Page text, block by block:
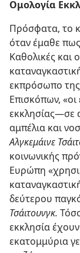
Ομολογία
Πρόσφατα, το
όταν έμαθε
Καθολικές και
εκπρόσωπο
Επισκόπων,
εκκλησίας​—σε
αμπέλια και
Αλγκεμάινε
κοινωνικής
Ευρώπη
δεύτερου
Τσάιτουνγκ.
εκκλησία
εκατομμύρια